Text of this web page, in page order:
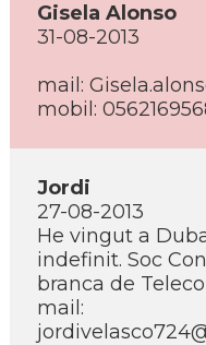
Gisela Alonso
31-08-2013
mail:
mobil:
Jordi
27-08-2013
He vingut a
indefinit. Soc
branca de
mail: